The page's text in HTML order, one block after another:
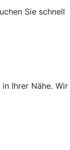
Sie schnell
Ihrer Nähe. Wir